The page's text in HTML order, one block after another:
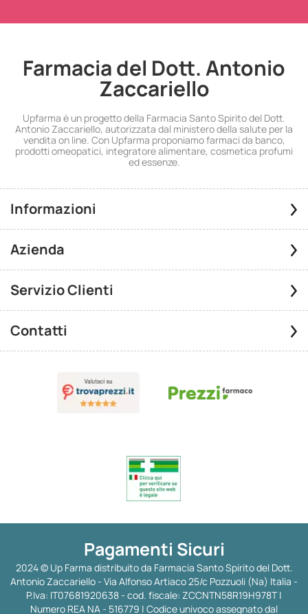
Farmacia del Dott. Antonio
Zaccariello
Upfarma è un progetto della Farmacia Santo Spirito del Dott.
Antonio Zaccariello, autorizzata dal ministero della salute per la
vendita on line. Con Upfarma proponiamo farmaci da banco,
prodotti omeopatici, integratore alimentare, cosmetica profumi
ed essenze.
Informazioni
Azienda
Servizio Clienti
Contatti
Pagamenti Sicuri
2024 © Up Farma distribuito da Farmacia Santo Spirito del Dott.
Antonio Zaccariello - Via Alfonso Artiaco 25/c Pozzuoli (Na) Italia -
P.Iva: IT07681920638 - cod. fiscale: ZCCNTN58R19H978T |
Numero REA NA - 516779 | Codice univoco assegnato dal